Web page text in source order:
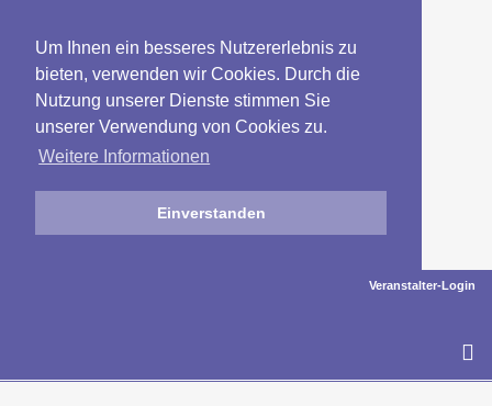
Um Ihnen ein besseres Nutzererlebnis zu
bieten, verwenden wir Cookies. Durch die
Nutzung unserer Dienste stimmen Sie
unserer Verwendung von Cookies zu.
Weitere Informationen
Einverstanden
Veranstalter-Login